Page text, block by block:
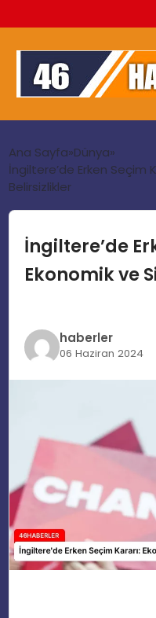
GÜNDEM
EKONOMI
SIYASET
TEKNOLOJI
EĞITIM
SPOR
YAŞAM
Ana Sayfa Dünya
İngiltere’de Erken Seçim
Belirsizlikler
İngiltere’de
Ekonomik ve
haberler
06 Haziran 2024